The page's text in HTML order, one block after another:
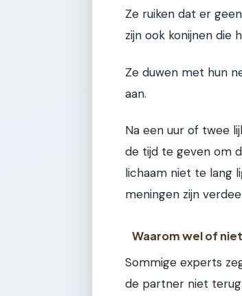
Ze ruiken dat er
zijn ook konijnen die
Ze duwen met hun
aan.
Na een uur of twee
de tijd te geven om
lichaam niet te lang
meningen zijn
Waarom wel of
Sommige experts
de partner niet